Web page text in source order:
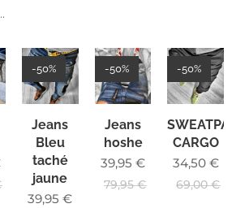
Jeans
Bleu
taché
jaune
-50%
39,95 €
Jeans
hoshe
-50%
39,95 €
79,95€
CARGO
-50%
34,50€
69,00€